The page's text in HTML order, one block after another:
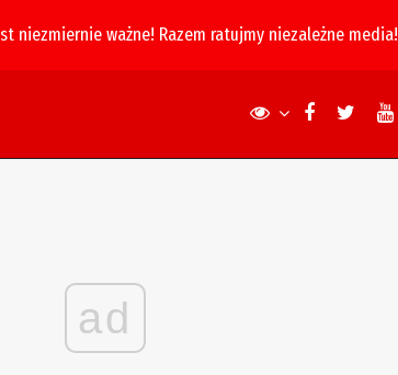
niezmiernie ważne! Razem ratujmy niezależne media!
ad